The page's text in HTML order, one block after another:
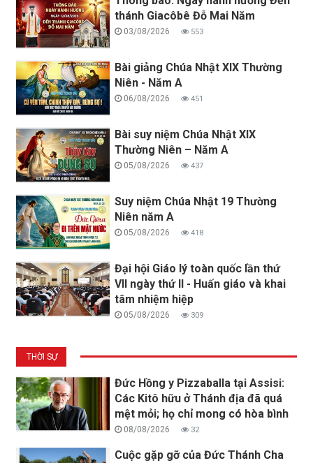
thánh Giacôbê Đỗ Mai Năm
03/08/2026 553
Bài giảng Chúa Nhật XIX Thường
Niên - Năm A
06/08/2026 451
Bài suy niệm Chúa Nhật XIX
Thường Niên – Năm A
05/08/2026 437
Suy niệm Chúa Nhật 19 Thường
Niên năm A
05/08/2026 418
Đại hội Giáo lý toàn quốc lần thứ
VII ngày thứ II - Huấn giáo và khai
tâm nhiệm hiệp
05/08/2026 309
THỜI SỰ
Đức Hồng y Pizzaballa tại Assisi:
Các Kitô hữu ở Thánh địa đã quá
mệt mỏi; họ chỉ mong có hòa bình
08/08/2026 32
Cuộc gặp gỡ của Đức Thánh Cha